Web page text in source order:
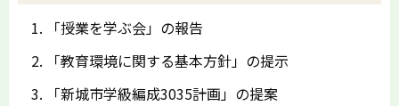
「授業を学ぶ会」の報告
「教育環境に関する基本方針」の提示
「新城市学級編成3035計画」の提案